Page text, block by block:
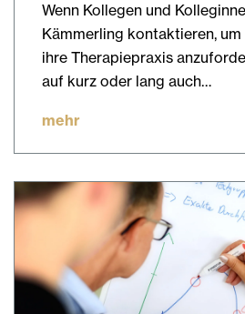
Wenn Kollegen und
Kämmerling kontaktieren,
ihre Therapiepraxis
auf kurz oder lang auch…
mehr